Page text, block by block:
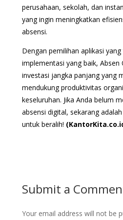
perusahaan, sekolah, dan
yang ingin meningkatkan
absensi.
Dengan pemilihan aplikasi
implementasi yang baik, Absen
investasi jangka panjang yang
mendukung produktivitas
keseluruhan. Jika Anda belum
absensi digital, sekarang
untuk beralih!
Submit a
Your email address will not be